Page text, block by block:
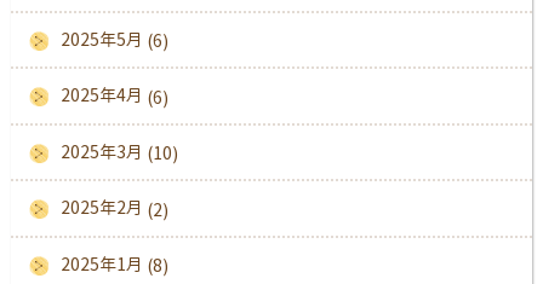
2025年5月 (6)
2025年4月 (6)
2025年3月 (10)
2025年2月 (2)
2025年1月 (8)